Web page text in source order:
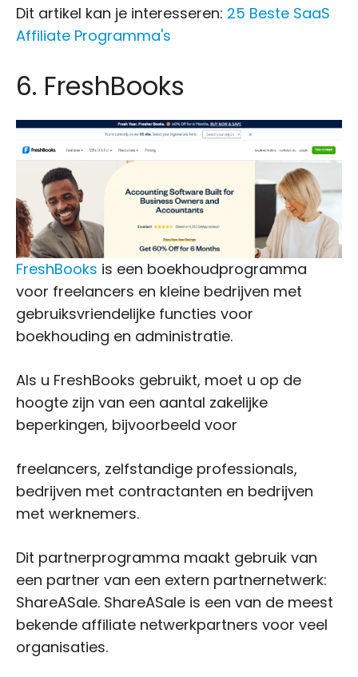
Dit artikel kan je interesseren: 25 Beste SaaS
Affiliate Programma's
6. FreshBooks
FreshBooks is een boekhoudprogramma
voor freelancers en kleine bedrijven met
gebruiksvriendelijke functies voor
boekhouding en administratie.
Als u FreshBooks gebruikt, moet u op de
hoogte zijn van een aantal zakelijke
beperkingen, bijvoorbeeld voor
freelancers, zelfstandige professionals,
bedrijven met contractanten en bedrijven
met werknemers.
Dit partnerprogramma maakt gebruik van
een partner van een extern partnernetwerk:
ShareASale. ShareASale is een van de meest
bekende affiliate netwerkpartners voor veel
organisaties.